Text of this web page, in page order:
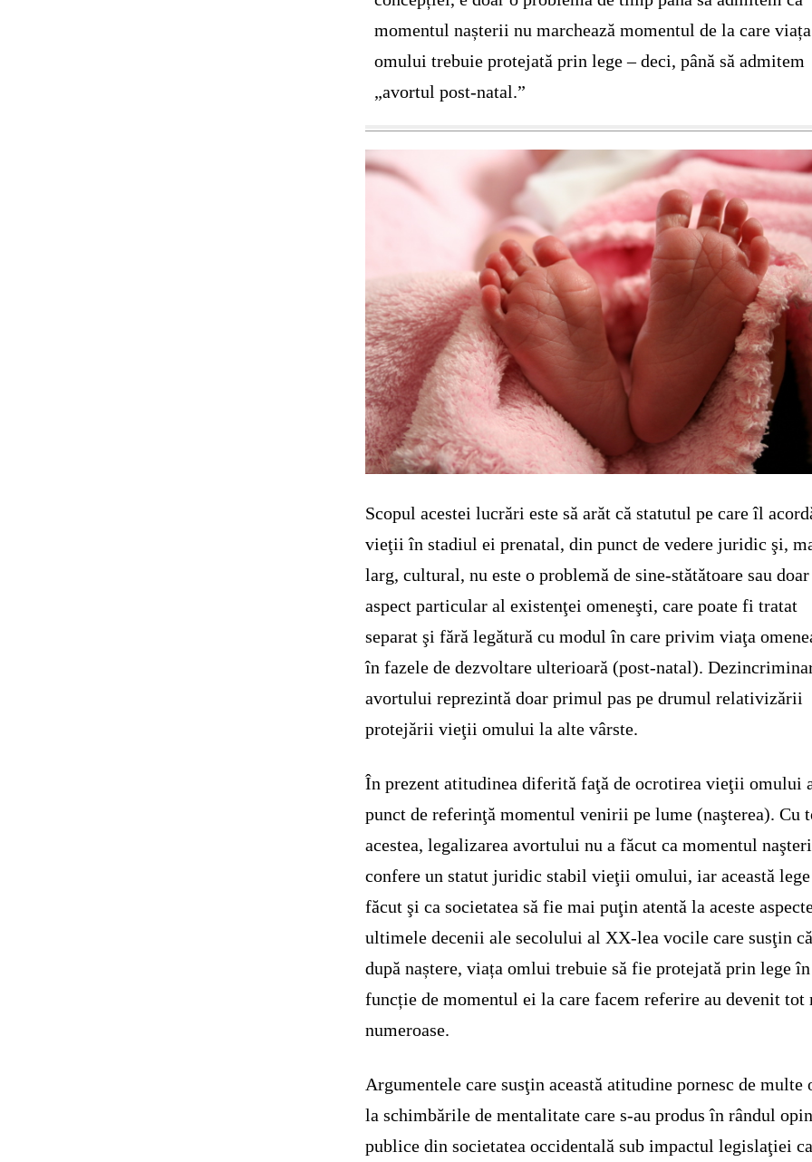
momentul nașterii nu marchează momentul de la care viața
omului trebuie protejată prin lege – deci, până să admitem
„avortul post-natal.”
Scopul acestei lucrări este să arăt că statutul pe care îl
vieţii în stadiul ei prenatal, din punct de vedere juridic şi,
larg, cultural, nu este o problemă de sine-stătătoare sau doar
aspect particular al existenţei omeneşti, care poate fi tratat
separat şi fără legătură cu modul în care privim viaţa
în fazele de dezvoltare ulterioară (post-natal).
avortului reprezintă doar primul pas pe drumul relativizării
protejării vieţii omului la alte vârste.
În prezent atitudinea diferită faţă de ocrotirea vieţii omului
punct de referinţă momentul venirii pe lume (naşterea). Cu
acestea, legalizarea avortului nu a făcut ca momentul
confere un statut juridic stabil vieţii omului, iar această lege
făcut şi ca societatea să fie mai puţin atentă la aceste
ultimele decenii ale secolului al XX-lea vocile care susţin
după naștere, viața omlui trebuie să fie protejată prin lege în
funcție de momentul ei la care facem referire au devenit tot
numeroase.
Argumentele care susţin această atitudine pornesc de multe
la schimbările de mentalitate care s-au produs în rândul
publice din societatea occidentală sub impactul legislaţiei